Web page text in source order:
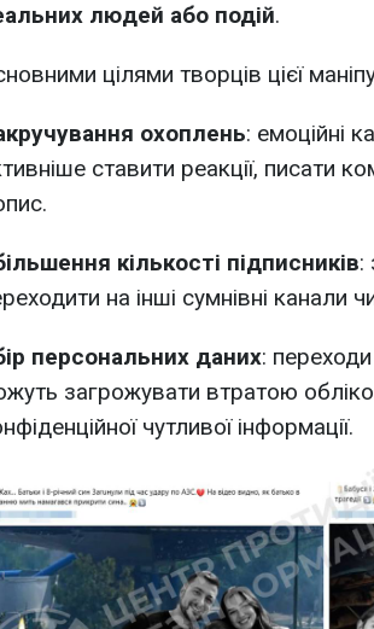
людей або подій.
цілями творців цієї
охоплень: емоційні
ставити реакції, писати
кількості підписників:
на інші сумнівні канали
персональних даних:
загрожувати втратою
чутливої інформації.